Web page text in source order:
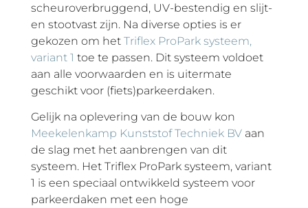
scheuroverbruggend, UV-bestendig en slijt-
en stootvast zijn. Na diverse opties is er
gekozen om het Triflex ProPark systeem,
variant 1 toe te passen. Dit systeem voldoet
aan alle voorwaarden en is uitermate
geschikt voor (fiets)parkeerdaken.
Gelijk na oplevering van de bouw kon
Meekelenkamp Kunststof Techniek BV aan
de slag met het aanbrengen van dit
systeem. Het Triflex ProPark systeem, variant
1 is een speciaal ontwikkeld systeem voor
parkeerdaken met een hoge